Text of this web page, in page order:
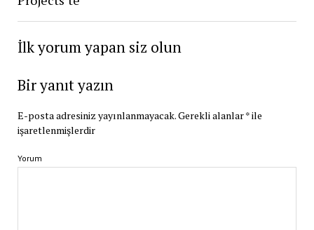
İlk yorum yapan siz olun
Bir yanıt yazın
E-posta adresiniz yayınlanmayacak.Gerekli alanlar*ile
işaretlenmişlerdir
Yorum